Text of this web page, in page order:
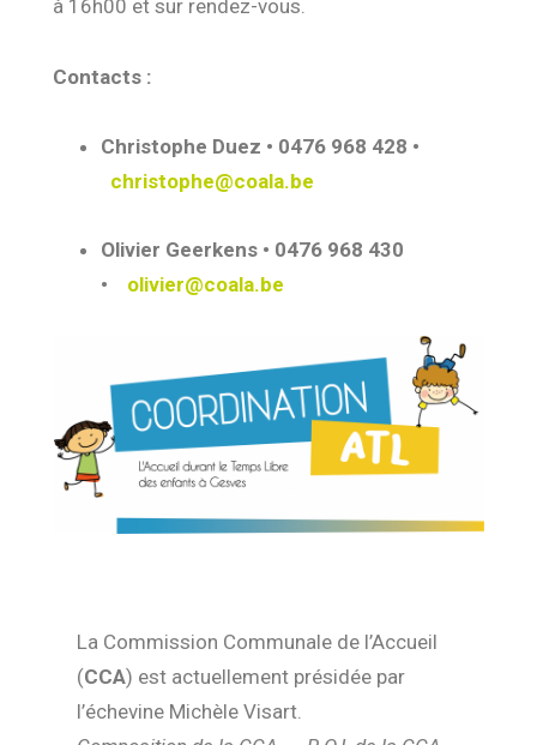
à 16h00 et sur rendez-vous.
Contacts :
Christophe Duez • 0476 968 428 •
christophe@coala.be
Olivier Geerkens • 0476 968 430
• olivier@coala.be
La Commission Communale de l’Accueil
(CCA) est actuellement présidée par
l’échevine Michèle Visart.